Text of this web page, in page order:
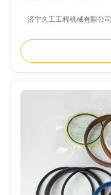
济宁久工工程机械有限公司